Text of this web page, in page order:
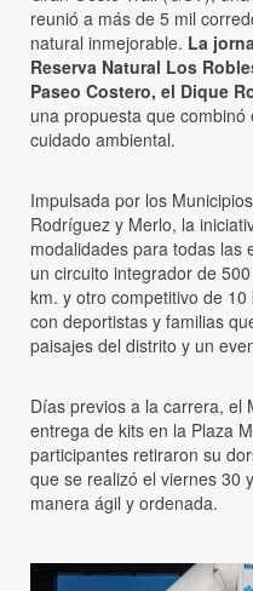
reunió a más de 5 mil
natural inmejorable. La
Reserva Natural Los
Paseo Costero, el Dique
una propuesta que
cuidado ambiental.
Impulsada por los
Rodríguez y Merlo, la
modalidades para todas las
un circuito integrador de
km. y otro competitivo de
con deportistas y familias
paisajes del distrito y un
Días previos a la carrera, el
entrega de kits en la Plaza
participantes retiraron su
que se realizó el viernes 30
manera ágil y ordenada.